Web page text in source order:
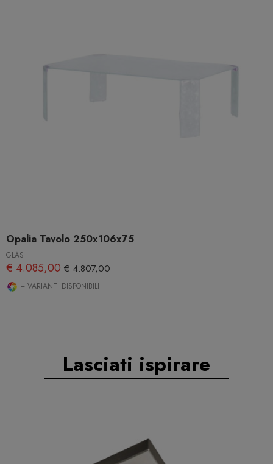
Opalia Tavolo 250x106x75
GLAS
€ 4.085,00 € 4.807,00
+ VARIANTI DISPONIBILI
Lasciati ispirare